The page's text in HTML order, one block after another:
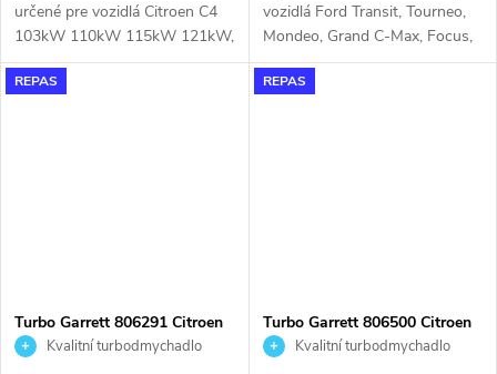
určené pre vozidlá Citroen C4
103kW 110kW 115kW 121kW,
C5 110kW 115kW, DS3
110kW 115kW, DS4 115kW
vozidlá Ford Transit, Tourneo,
Mondeo, Grand C-Max, Focus,
C-Max, Citroen Spacetourer,
Jumpy, Grand C4 Spacetourer,
REPAS
Turbo Garrett 806291 Citroen
Ford Mazda Peugeot Volvo 1.5
Kvalitní turbodmychadlo
REPAS
Turbo Garrett 806500 Citroen
Peugeot 2.0HDi 100kW
Kvalitní turbodmychadlo